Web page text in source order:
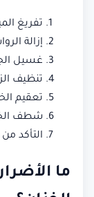
تفريغ
إزالة
غسيل
تنظيف
تعقيم
شطف
التأكد
ما